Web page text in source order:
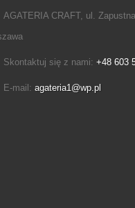
AGATERIA CRAFT, ul.
Skontaktuj się z nami: +48 603
E-mail: agateria1@wp.pl